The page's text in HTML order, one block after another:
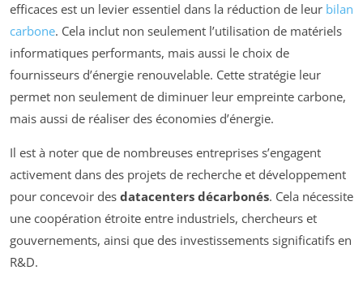
efficaces est un levier essentiel dans la réduction de leur bilan
carbone. Cela inclut non seulement l’utilisation de matériels
informatiques performants, mais aussi le choix de
fournisseurs d’énergie renouvelable. Cette stratégie leur
permet non seulement de diminuer leur empreinte carbone,
mais aussi de réaliser des économies d’énergie.
Il est à noter que de nombreuses entreprises s’engagent
activement dans des projets de recherche et développement
pour concevoir des datacenters décarbonés. Cela nécessite
une coopération étroite entre industriels, chercheurs et
gouvernements, ainsi que des investissements significatifs en
R&D.